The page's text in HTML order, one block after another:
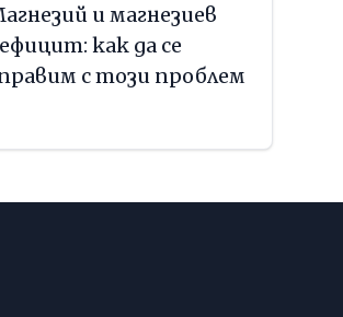
и магнезиев
как да се
с този проблем